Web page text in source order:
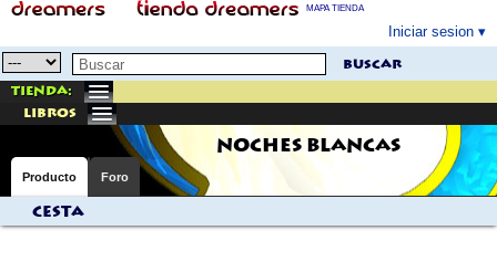
MAPA TIENDA
Iniciar sesion
buscar
Tienda:
libros
NOCHES BLANCAS
Producto Foro
Cesta